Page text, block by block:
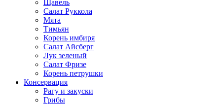
Щавель
Салат Руккола
Мята
Тимьян
Корень имбиря
Салат Айсберг
Лук зеленый
Салат Фризе
Корень петрушки
Консервация
Рагу и закуски
Грибы